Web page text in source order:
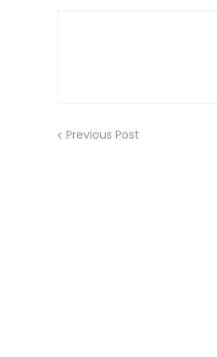
Previous Post